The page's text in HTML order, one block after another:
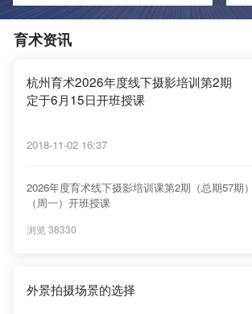
育术资讯
杭州育术2026年度线下摄影培训第2期
定于6月15日开班授课
2018-11-02 16:37
2026年度育术线下摄影培训课第2期（总期57期
（周一）开班授课
浏览 38330
外景拍摄场景的选择